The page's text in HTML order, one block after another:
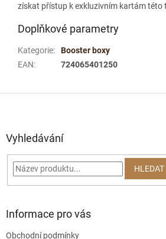
získat přístup k exkluzivním kartám této
Doplňkové parametry
Kategorie:
Booster boxy
EAN: 724065401250
Vyhledávání
HLEDAT
Informace pro vás
Obchodní podmínky